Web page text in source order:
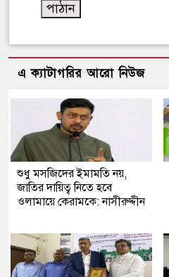
এ ক্যাটাগরির আরো নিউজ
শুধু মসজিদের ইমামতি নয়,
জাতির দায়িত্ব নিতে হবে
ওলামায়ে কেরামকে: নাসীরুদ্দীন